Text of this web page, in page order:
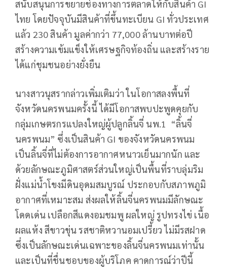
สนับสนุนการขยายช่องทางการตลาดให้กับสินค้า GI
ไทย โดยปัจจุบันมีสินค้าที่ขึ้นทะเบียน GI ทั่วประเทศ
แล้ว 230 สินค้า มูลค่ากว่า 77,000 ล้านบาทต่อปี
สร้างความเข้มแข็งให้เศรษฐกิจท้องถิ่น และสร้างราย
ได้แก่ชุมชนอย่างยั่งยืน
นางสาวนุสรากล่าวเพิ่มเติมว่า ในโอกาสลงพื้นที่
จังหวัดนครพนมครั้งนี้ ได้มีโอกาสพบปะพูดคุยกับ
กลุ่มเกษตรกรแปลงใหญ่ผู้ปลูกลิ้นจี่ นพ.1 “ลิ้นจี่
นครพนม” ซึ่งเป็นสินค้า GI ของจังหวัดนครพนม
เป็นลิ้นจี่ที่ไม่ต้องการอากาศหนาวเย็นมากนัก และ
ด้วยลักษณะภูมิศาสตร์ส่วนใหญ่เป็นพื้นที่ราบลุ่มริม
ฝั่งแม่น้ำโขงมีดินอุดมสมบูรณ์ ประกอบกับสภาพภูมิ
อากาศที่เหมาะสม ส่งผลให้ลิ้นจี่นครพนมมีลักษณะ
โดดเด่น เปลือกสีแดงอมชมพู ผลใหญ่ รูปทรงไข่ เนื้อ
ผลแห้ง สีขาวขุ่น รสชาติหวานอมเปรี้ยว ไม่มีรสฝาด
ซึ่งเป็นลักษณะเด่นเฉพาะของลิ้นจี่นครพนมเท่านั้น
และเป็นที่ชื่นชอบของผู้บริโภค คาดการณ์ว่าปีนี้